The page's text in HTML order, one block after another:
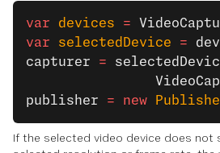
var devices =
var selectedDevice =
capturer =
publisher = new
If the selected video device does not